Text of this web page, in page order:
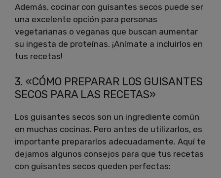
Además, cocinar con guisantes secos puede ser
una excelente opción para personas
vegetarianas o veganas que buscan aumentar
su ingesta de proteínas. ¡Anímate a incluirlos en
tus recetas!
3. «CÓMO PREPARAR LOS GUISANTES
SECOS PARA LAS RECETAS»
Los guisantes secos son un ingrediente común
en muchas cocinas. Pero antes de utilizarlos, es
importante prepararlos adecuadamente. Aquí te
dejamos algunos consejos para que tus recetas
con guisantes secos queden perfectas: